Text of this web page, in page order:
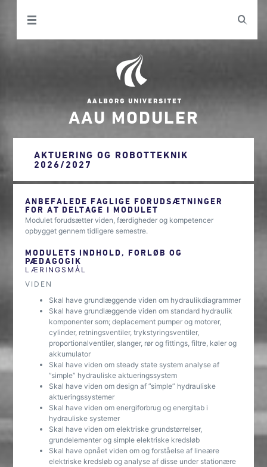
AAU MODULER
AKTUERING OG ROBOTTEKNIK
2026/2027
ANBEFALEDE FAGLIGE FORUDSÆTNINGER
FOR AT DELTAGE I MODULET
Modulet forudsætter viden, færdigheder og kompetencer
opbygget gennem tidligere semestre.
MODULETS INDHOLD, FORLØB OG
PÆDAGOGIK
LÆRINGSMÅL
VIDEN
Skal have grundlæggende viden om hydraulikdiagrammer
Skal have grundlæggende viden om standard hydraulik
komponenter som; deplacement pumper og motorer,
cylinder, retningsventiler, trykstyringsventiler,
proportionalventiler, slanger, rør og fittings, filtre, køler og
akkumulator
Skal have viden om steady state system analyse af
”simple” hydrauliske aktueringssystem
Skal have viden om design af ”simple” hydrauliske
aktueringssystemer
Skal have viden om energiforbrug og energitab i
hydrauliske systemer
Skal have viden om elektriske grundstørrelser,
grundelementer og simple elektriske kredsløb
Skal have opnået viden om og forståelse af lineære
elektriske kredsløb og analyse af disse under stationære